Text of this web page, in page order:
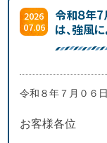
2026
07.06
令和８年
は、強風
令和８年７月０６
お客様各位